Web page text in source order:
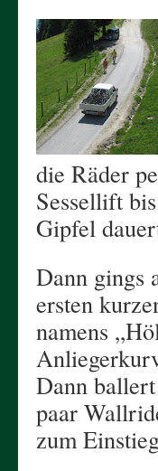
die Räder
Sessellift
Gipfel
Dann gings
ersten
namens
Dann
paar
zum